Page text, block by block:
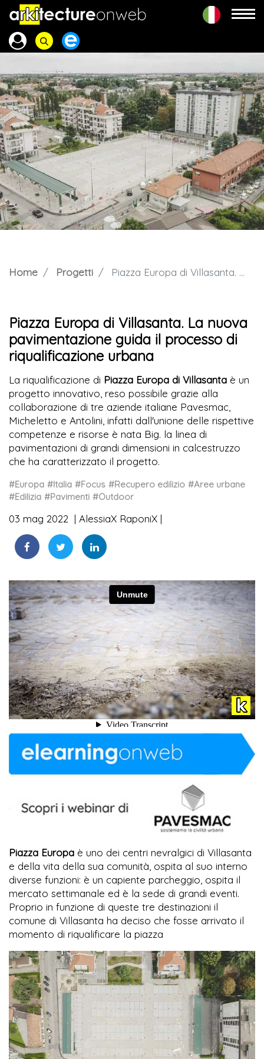
Home Progetti Piazza Europa di Villasanta. La nuova pavimentazione guida il processo di riqualificazione urbana
Piazza Europa di Villasanta. La nuova
pavimentazione guida il processo di
riqualificazione urbana
La riqualificazione di Piazza Europa di Villasanta è un
progetto innovativo, reso possibile grazie alla
collaborazione di tre aziende italiane Pavesmac,
Micheletto e Antolini, infatti dall'unione delle rispettive
competenze e risorse è nata Big. la linea di
pavimentazioni di grandi dimensioni in calcestruzzo
che ha caratterizzato il progetto.
#Europa #Italia #Focus #Recupero edilizio #Aree urbane
#Edilizia #Pavimenti #Outdoor
03 mag 2022 AlessiaX RaponiX
Piazza Europa è uno dei centri nevralgici di Villasanta
e della vita della sua comunità, ospita al suo interno
diverse funzioni: è un capiente parcheggio, ospita il
mercato settimanale ed è la sede di grandi eventi.
Proprio in funzione di queste tre destinazioni il
comune di Villasanta ha deciso che fosse arrivato il
momento di riqualificare la piazza